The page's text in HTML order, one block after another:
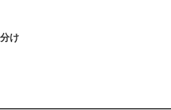
け